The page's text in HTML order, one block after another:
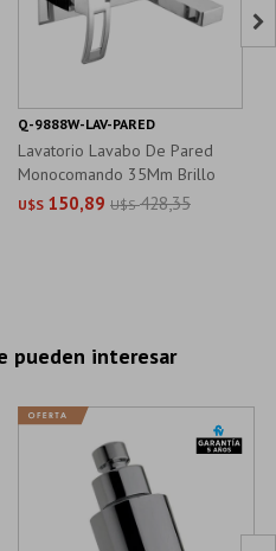
Lavatorio Lavabo De Pared
Monocomando 35Mm Brillo
Siena
U$S 150,89 U$S 428,35
Q-9888W-LAV-PARED

pueden interesar